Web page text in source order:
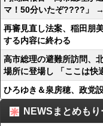
マ！50分いたぞ????」
再審見直し法案、稲田朋
する内容に終わる
高市総理の避難所訪問、
場所に登場し 「ここは快
ひろゆき＆泉房穂、政党
NEWSまとめもり